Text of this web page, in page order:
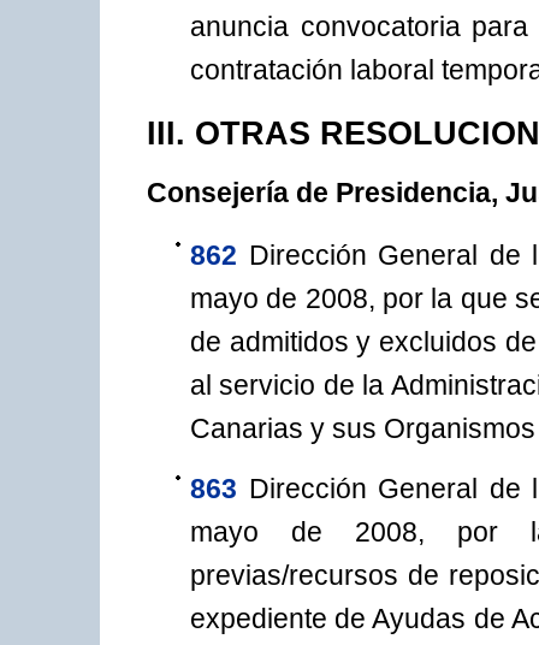
anuncia convocatoria
contratación laboral
III. OTRAS
Consejería de Presidencia,
862 Dirección General de
mayo de 2008, por la que
de admitidos y excluidos
al servicio de la
Canarias y sus
863 Dirección General de
mayo de 2008, por
previas/recursos de
expediente de Ayudas de